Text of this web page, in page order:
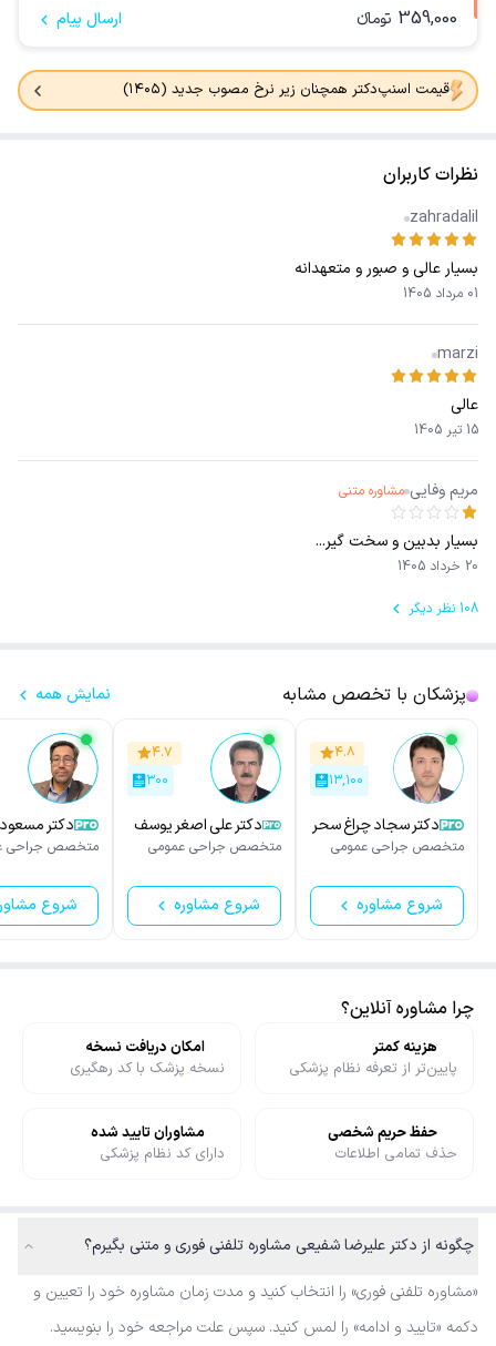
359,000 تومانء ارسال پیام
قیمت اسنپ‌دکتر همچنان زیر نرخ مصوب جدید (۱۴۰۵)
نظرات کاربران
zahradalil
بسیار عالی و صبور و متعهدانه
01 مرداد 1405
marzi
عالی
15 تیر 1405
مریم وفایی مشاوره متنی
بسیار بدبین و سخت گیر...
20 خرداد 1405
108 نظر دیگر
پزشکان با تخصص مشابه نمایش همه
۴.۸
۱۳,۱۰۰
دکتر سجاد چراغ سحر
متخصص جراحی عمومی
شروع مشاوره
۴.۷
۳۰۰
دکتر علی اصغر یوسف
نیاپاشا
متخصص جراحی عمومی
شروع مشاوره
دکتر مسعود
متخصص جراحی
شروع
چرا مشاوره آنلاین؟
هزینه کمتر
پایین‌تر از تعرفه نظام پزشکی
امکان دریافت نسخه
نسخه پزشک با کد رهگیری
حفظ حریم شخصی
حذف تمامی اطلاعات
مشاوران تایید شده
دارای کد نظام پزشکی
چگونه از دکتر علیرضا شفیعی مشاوره تلفنی فوری و متنی بگیرم؟
«مشاوره تلفنی فوری» را انتخاب کنید و مدت زمان مشاوره خود را تعیین و
دکمه «تایید و ادامه» را لمس کنید. سپس علت مراجعه خود را بنویسید.